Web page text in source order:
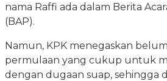
nama Raffi ada dalam Berita
(BAP).
Namun, KPK menegaskan
permulaan yang cukup untuk
dengan dugaan suap, sehingga